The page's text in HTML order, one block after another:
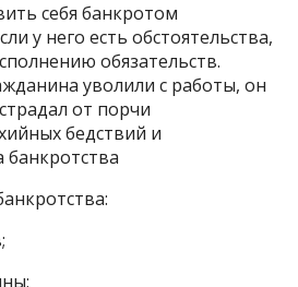
себя банкротом
у него есть обстоятельства,
обязательств.
уволили с работы, он
от порчи
бедствий и